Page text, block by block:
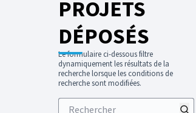
PROJETS
DÉPOSÉS
Le formulaire ci-dessous filtre
dynamiquement les résultats de la
recherche lorsque les conditions de
recherche sont modifiées.